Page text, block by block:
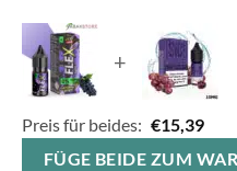
+
Preis für beides: €15,39
FÜGE BEIDE ZUM